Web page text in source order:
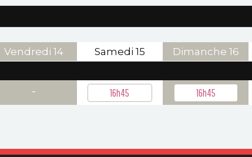
Vendredi 14 Samedi 15 Dimanche 16
- 16h45 16h45